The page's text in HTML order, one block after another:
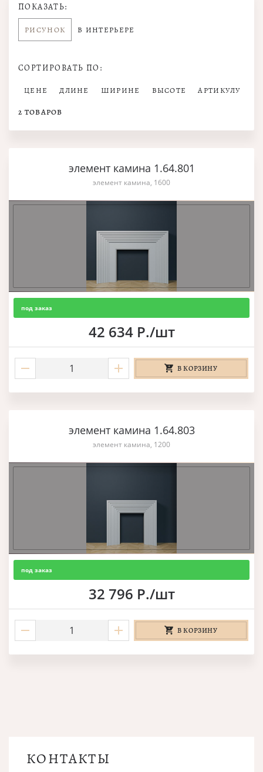
ПОКАЗАТЬ:
РИСУНОК В ИНТЕРЬЕРЕ
СОРТИРОВАТЬ ПО:
ЦЕНЕ ДЛИНЕ ШИРИНЕ ВЫСОТЕ АРТИКУЛУ
2 ТОВАРОВ
элемент камина 1.64.801
элемент камина, 1600
под заказ
42 634 Р./шт
В КОРЗИНУ
элемент камина 1.64.803
элемент камина, 1200
под заказ
32 796 Р./шт
В КОРЗИНУ
КОНТАКТЫ